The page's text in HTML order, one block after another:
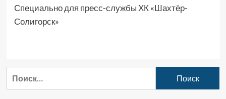
Специально для пресс-службы ХК «Шахтёр-
Солигорск»